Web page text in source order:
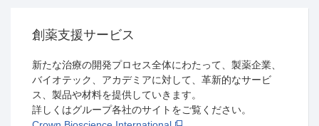
創薬支援サービス
新たな治療の開発プロセス全体にわたって、製薬企業、
バイオテック、アカデミアに対して、革新的なサービ
ス、製品や材料を提供していきます。
詳しくはグループ各社のサイトをご覧ください。